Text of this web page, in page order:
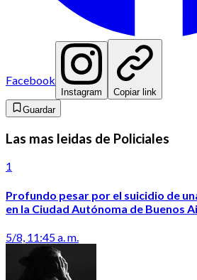
Facebook
Instagram
Copiar link
Guardar
Las mas leidas de Policiales
1
Profundo pesar por el suicidio de
en la Ciudad Autónoma de Buenos
5/8, 11:45 a. m.